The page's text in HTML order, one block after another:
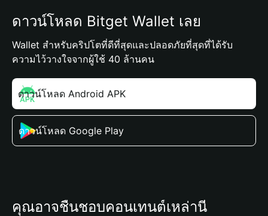
ดาวน์โหลด Bitget Wallet เลย
Wallet สำหรับคริปโตที่ดีที่สุดและปลอดภัยที่สุดที่ได้รับ
ความไว้วางใจจากผู้ใช้ 40 ล้านคน
ดาวน์โหลด Android APK
ดาวน์โหลด Google Play
คุณอาจชื่นชอบคอนเทนต์เหล่านี้